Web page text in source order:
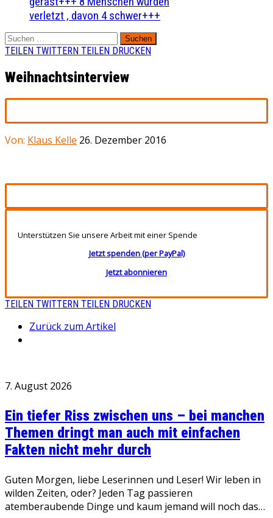
verletzt , davon 4 schwer+++
Suchen
nach:
TEILEN TWITTERN TEILEN DRUCKEN
Weihnachtsinterview
Von: Klaus Kelle 26. Dezember 2016
Unterstützen Sie unsere Arbeit mit einer Spende
Jetzt spenden (per PayPal)
Jetzt abonnieren
TEILEN TWITTERN TEILEN DRUCKEN
Zurück zum Artikel
7. August 2026
Ein tiefer Riss zwischen uns – bei manchen
Themen dringt man auch mit einfachen
Fakten nicht mehr durch
Guten Morgen, liebe Leserinnen und Leser! Wir leben in
wilden Zeiten, oder? Jeden Tag passieren
atemberaubende Dinge und kaum jemand will noch das…